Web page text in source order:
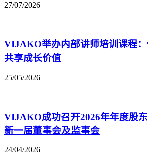
27/07/2026
VIJAKO举办内部讲师培训课程：
共享成长价值
25/05/2026
VIJAKO成功召开2026年年度股
新一届董事会及监事会
24/04/2026